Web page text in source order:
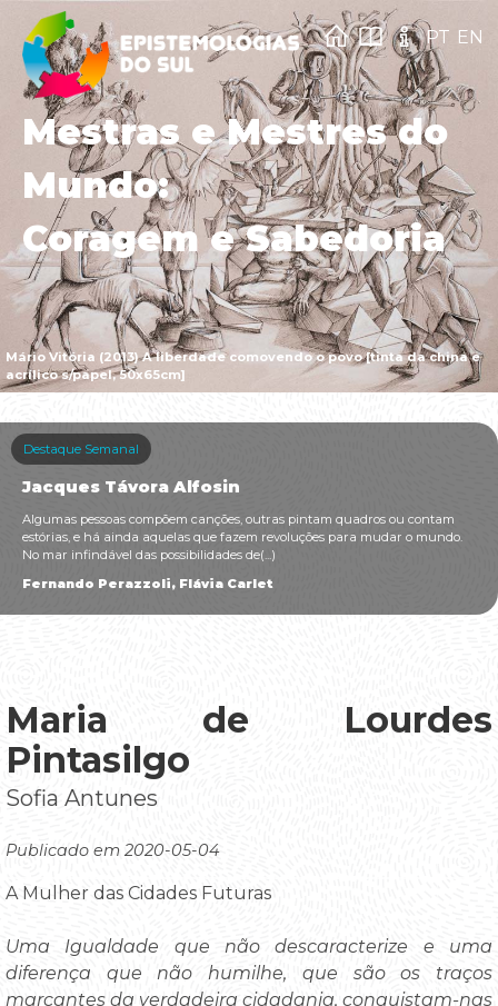
Mário Vitória (2013) A liberdade comovendo o povo [tinta da china e
acrílico s/papel, 50x65cm]
Mestras e Mestres do
Mundo:
Coragem e Sabedoria
PT EN
Destaque Semanal
Jacques Távora Alfosin
Algumas pessoas compõem canções, outras pintam quadros ou contam
estórias, e há ainda aquelas que fazem revoluções para mudar o mundo.
No mar infindável das possibilidades de(...)
Fernando Perazzoli, Flávia Carlet
Maria de Lourdes
Pintasilgo
Sofia Antunes
Publicado em 2020-05-04
A Mulher das Cidades Futuras
Uma Igualdade que não descaracterize e uma
diferença que não humilhe, que são os traços
marcantes da verdadeira cidadania, conquistam-nas